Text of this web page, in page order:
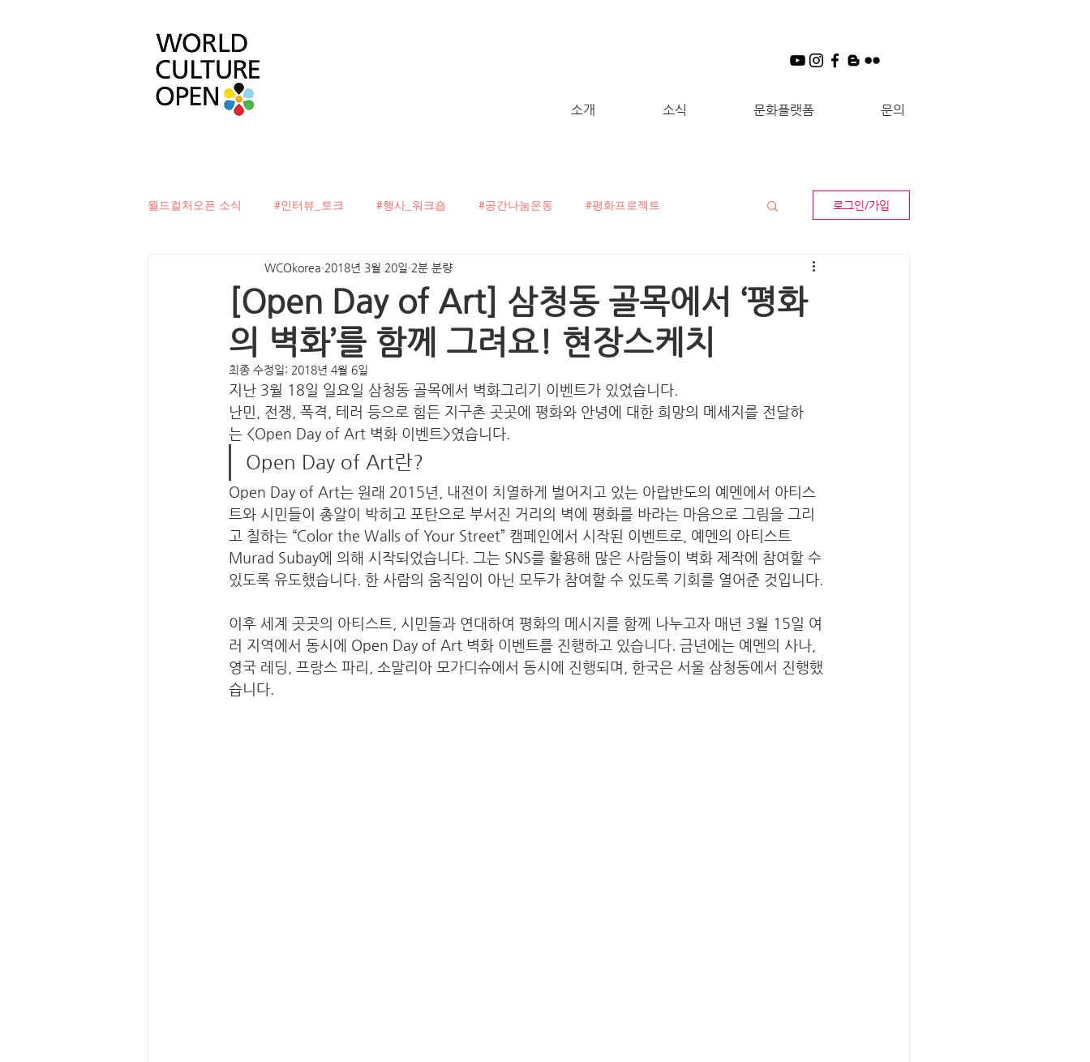
소개 소식 문화플랫폼 문의
월드컬처오픈 소식 #인터뷰_토크 #행사_워크숍 #공간나눔운동 #평화프로젝트
#컬처디자이너발굴캠페인 #C!talk
#문화로벽을허물다
로그인/가입
[Open Day of Art] 삼청동 골목에서 ‘평화
의 벽화’를 함께 그려요! 현장스케치
WCOkorea 2018년 3월 20일 2분 분량
최종 수정일: 2018년 4월 6일
지난 3월 18일 일요일 삼청동 골목에서 벽화그리기 이벤트가 있었습니다.
난민, 전쟁, 폭격, 테러 등으로 힘든 지구촌 곳곳에 평화와 안녕에 대한 희망의 메세지를 전달하
는 <Open Day of Art 벽화 이벤트>였습니다.
Open Day of Art란?
Open Day of Art는 원래 2015년, 내전이 치열하게 벌어지고 있는 아랍반도의 예멘에서 아티스
트와 시민들이 총알이 박히고 포탄으로 부서진 거리의 벽에 평화를 바라는 마음으로 그림을 그리
고 칠하는 “Color the Walls of Your Street” 캠페인에서 시작된 이벤트로, 예멘의 아티스트
Murad Subay에 의해 시작되었습니다. 그는 SNS를 활용해 많은 사람들이 벽화 제작에 참여할 수
있도록 유도했습니다. 한 사람의 움직임이 아닌 모두가 참여할 수 있도록 기회를 열어준 것입니다.
이후 세계 곳곳의 아티스트, 시민들과 연대하여 평화의 메시지를 함께 나누고자 매년 3월 15일 여
러 지역에서 동시에 Open Day of Art 벽화 이벤트를 진행하고 있습니다. 금년에는 예멘의 사나,
영국 레딩, 프랑스 파리, 소말리아 모가디슈에서 동시에 진행되며, 한국은 서울 삼청동에서 진행했
습니다.